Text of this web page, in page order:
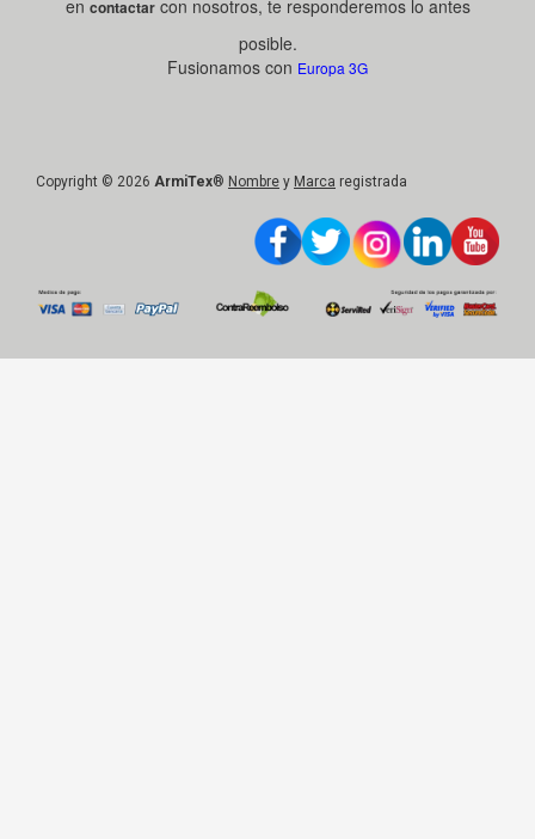
en contactarcon nosotros, te responderemos lo antes
posible.
Fusionamos con Europa 3G
Copyright © 2026 ArmiTex® Nombre y Marca registrada